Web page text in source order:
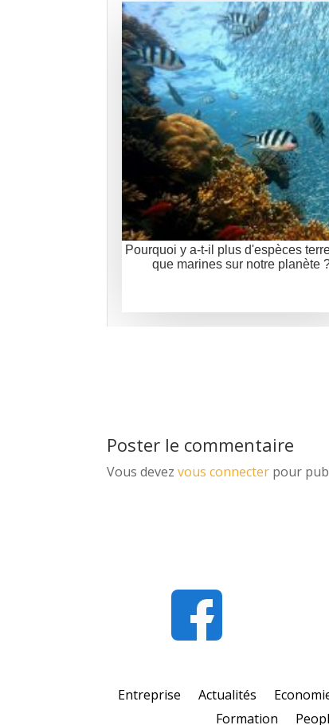
Pourquoi y a-t-il plus d'espèces
que marines sur notre planète
Poster le commentaire
Vous devezvous connecter pour
Entreprise Actualités
Formation